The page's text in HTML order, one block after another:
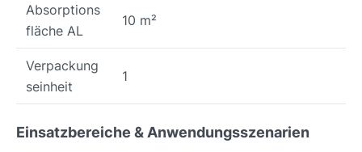
Absorptions
fläche AL
10 m²
Verpackung
seinheit
1
Einsatzbereiche & Anwendungsszenarien